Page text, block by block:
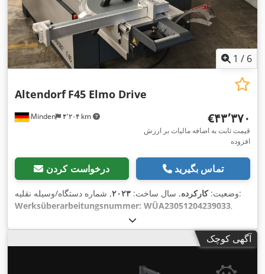
1 / 6
Minden ۴٬۲۰۴ km
Altendorf F45 Elmo Drive
‎€۴۳٬۳۷۰
قیمت ثابت به اضافه مالیات بر ارزش
افزوده
درخواست کردن تماس بگیرید
وضعیت:کارکرده, سال ساخت: ۲۰۲۳
, شماره دستگاه/وسیله نقلیه:
Werksüberarbeitungsnummer: WÜA23051204239033,
, قدرت:
عرض برش در گاید موازی:۱٬۳۰۰ میلی‌متر , قطر اصلی اره:۵۵۰
میلی‌متر, طول بخش (حداکثر): آگهی کوچک